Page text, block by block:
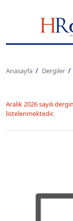
Anasayfa Dergiler
Aralık 2026 sayılı
listelenmektedir.